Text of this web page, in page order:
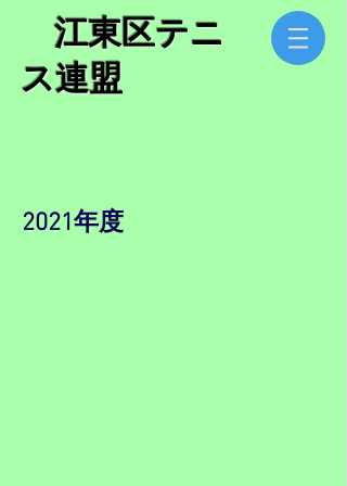
​ 江東区テニ
ス連盟
​2021年度